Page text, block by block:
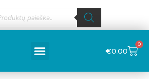
€0.00
0